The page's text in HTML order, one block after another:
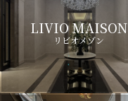
LIVIO MAISON
リビオメゾン